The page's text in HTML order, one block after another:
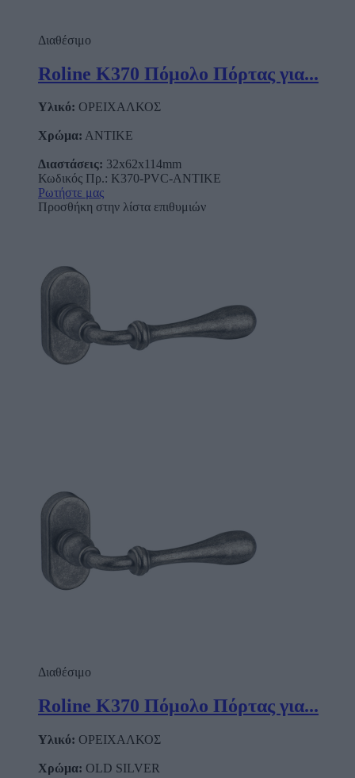
Διαθέσιμο
Roline Κ370 Πόμολο Πόρτας για...
Υλικό: ΟΡΕΙΧΑΛΚΟΣ
Χρώμα: ΑΝΤΙΚΕ
Διαστάσεις: 32x62x114mm
Κωδικός Πρ.: K370-PVC-ANTIKE
Ρωτήστε μας
Προσθήκη στην λίστα επιθυμιών
Διαθέσιμο
Roline Κ370 Πόμολο Πόρτας για...
Υλικό: ΟΡΕΙΧΑΛΚΟΣ
Χρώμα: OLD SILVER